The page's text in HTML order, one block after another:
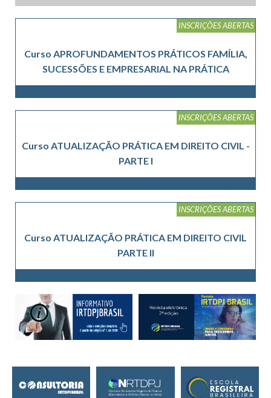
INSCRIÇÕES ABERTAS
Curso APROFUNDAMENTOS PRÁTICOS FAMÍLIA,
SUCESSÕES E EMPRESARIAL NA PRÁTICA
INSCRIÇÕES ABERTAS
Curso ATUALIZAÇÃO PRÁTICA EM DIREITO CIVIL -
PARTE I
INSCRIÇÕES ABERTAS
Curso ATUALIZAÇÃO PRÁTICA EM DIREITO CIVIL
PARTE II